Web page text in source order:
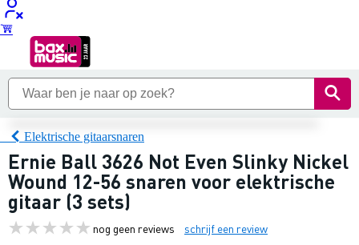
Elektrische gitaarsnaren
Ernie Ball 3626 Not Even Slinky Nickel
Wound 12-56 snaren voor elektrische
gitaar (3 sets)
nog geen reviews schrijf een review